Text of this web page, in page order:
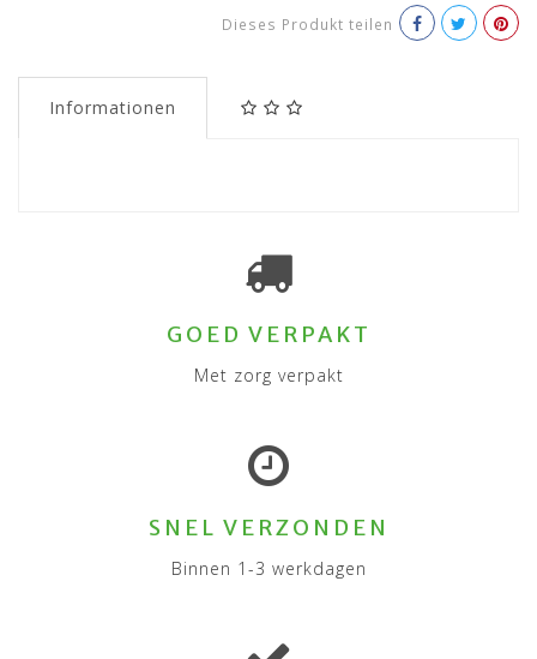
Dieses Produkt teilen
Informationen
GOED VERPAKT
Met zorg verpakt
SNEL VERZONDEN
Binnen 1-3 werkdagen